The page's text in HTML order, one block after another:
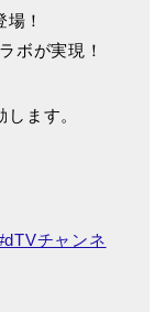
！
ボが実現！
ます。
チャンネ